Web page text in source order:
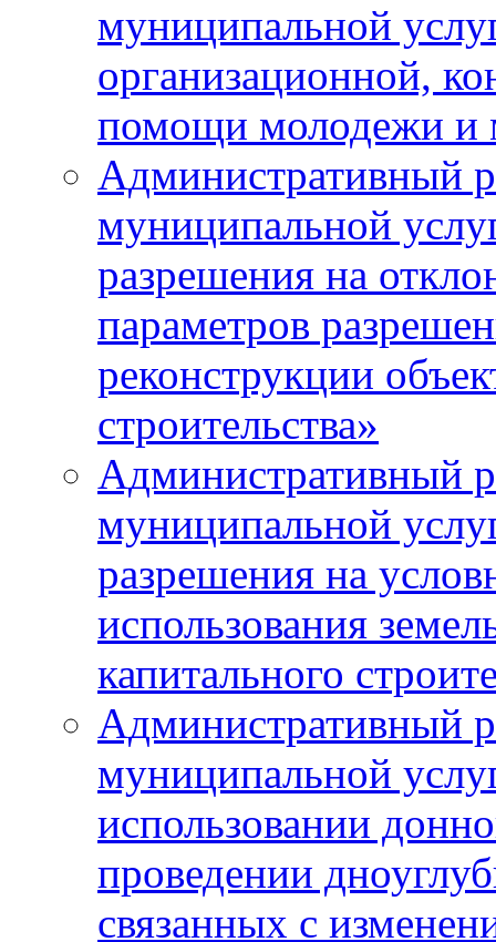
муниципальной
организационной,
помощи молодежи и
Административный
муниципальной
разрешения на
параметров
реконструкции
строительства»
Административный
муниципальной
разрешения на
использования
капитального
Административный
муниципальной
использовании
проведении
связанных с